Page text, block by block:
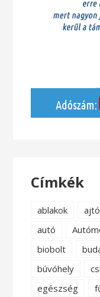
Címkék
ablakok ajtó
autó
biobolt
búvóhely
egészség